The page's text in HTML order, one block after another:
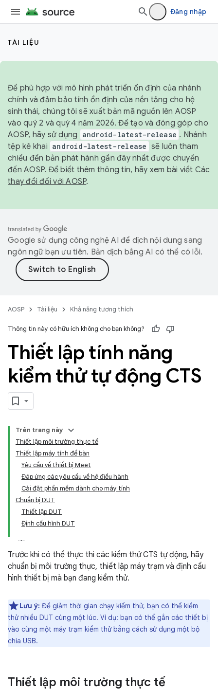
Đăng nhập
TÀI LIỆU
Để phù hợp với mô hình phát triển ổn định của nhánh
chính và đảm bảo tính ổn định của nền tảng cho hệ
sinh thái, chúng tôi sẽ xuất bản mã nguồn lên AOSP
vào quý 2 và quý 4 năm 2026. Để tạo và đóng góp cho
AOSP, hãy sử dụng
android-latest-release . Nhánh
tệp kê khai android-latest-release sẽ luôn tham
chiếu đến bản phát hành gần đây nhất được chuyển
đến AOSP. Để biết thêm thông tin, hãy xem bài viết Các
thay đổi đối với AOSP.
Google sử dụng công nghệ AI để dịch nội dung sang
ngôn ngữ bạn ưu tiên. Bản dịch bằng AI có thể có lỗi.
AOSP Tài liệu Khả năng tương thích
Thông tin này có hữu ích không cho bạn không?
Thiết lập tính năng
kiểm thử tự động CTS
Trên trang này
Thiết lập môi trường thực tế
Thiết lập máy tính để bàn
Yêu cầu về thiết bị Meet
Đáp ứng các yêu cầu về hệ điều hành
Cài đặt phần mềm dành cho máy tính
Chuẩn bị DUT
Thiết lập DUT
Định cấu hình DUT
Trước khi có thể thực thi các kiểm thử CTS tự động, hãy
chuẩn bị môi trường thực, thiết lập máy trạm và định cấu
hình thiết bị mà bạn đang kiểm thử.
Lưu ý: Để giảm thời gian chạy kiểm thử, bạn có thể kiểm
thử nhiều DUT cùng một lúc. Ví dụ: bạn có thể gắn các thiết bị
vào cùng một máy trạm kiểm thử bằng cách sử dụng một bộ
chia USB.
Thiết lập môi trường thực tế